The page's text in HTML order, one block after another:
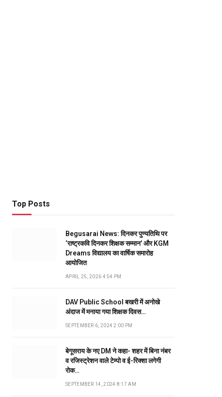
Top Posts
Begusarai News: दिनकर पुण्यतिथि पर
‘राष्ट्रकवि दिनकर शिक्षक सम्मान’ और KGM
Dreams विद्यालय का वार्षिक समारोह
आयोजित
APRIL 25, 2026 4:54 PM
DAV Public School बखरी में अनोखे
अंदाज में मनाया गया शिक्षक दिवस…
SEPTEMBER 6, 2024 2:00 PM
बेगूसराय के नए DM ने कहा- शहर में बिना नंबर
व रजिस्ट्रेशन वाले टेम्पो व ई-रिक्शा लगेगी
रोक…
SEPTEMBER 14, 2024 8:17 AM